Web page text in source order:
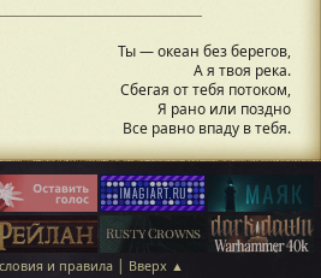
Ты — океан без берегов,
А я твоя река.
Сбегая от тебя потоком,
Я рано или поздно
Все равно впаду в тебя.
и правила | Вверх ▲